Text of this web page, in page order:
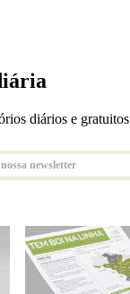
diários e gratuitos
newsletter